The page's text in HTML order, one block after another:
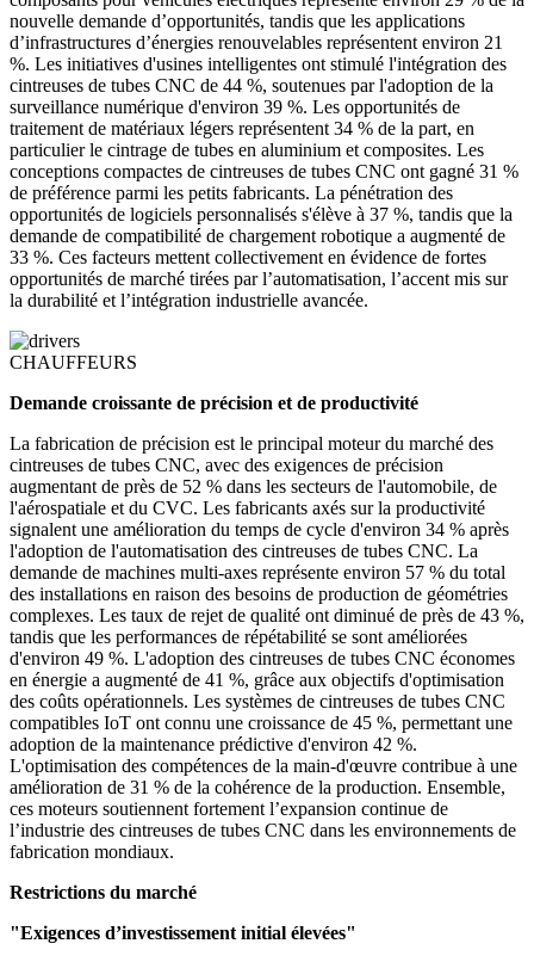
nouvelle demande d’opportunités, tandis que les applications
d’infrastructures d’énergies renouvelables représentent environ 21
%. Les initiatives d'usines intelligentes ont stimulé l'intégration des
cintreuses de tubes CNC de 44 %, soutenues par l'adoption de la
surveillance numérique d'environ 39 %. Les opportunités de
traitement de matériaux légers représentent 34 % de la part, en
particulier le cintrage de tubes en aluminium et composites. Les
conceptions compactes de cintreuses de tubes CNC ont gagné 31 %
de préférence parmi les petits fabricants. La pénétration des
opportunités de logiciels personnalisés s'élève à 37 %, tandis que la
demande de compatibilité de chargement robotique a augmenté de
33 %. Ces facteurs mettent collectivement en évidence de fortes
opportunités de marché tirées par l’automatisation, l’accent mis sur
la durabilité et l’intégration industrielle avancée.
CHAUFFEURS
Demande croissante de précision et de productivité
La fabrication de précision est le principal moteur du marché des
cintreuses de tubes CNC, avec des exigences de précision
augmentant de près de 52 % dans les secteurs de l'automobile, de
l'aérospatiale et du CVC. Les fabricants axés sur la productivité
signalent une amélioration du temps de cycle d'environ 34 % après
l'adoption de l'automatisation des cintreuses de tubes CNC. La
demande de machines multi-axes représente environ 57 % du total
des installations en raison des besoins de production de géométries
complexes. Les taux de rejet de qualité ont diminué de près de 43 %,
tandis que les performances de répétabilité se sont améliorées
d'environ 49 %. L'adoption des cintreuses de tubes CNC économes
en énergie a augmenté de 41 %, grâce aux objectifs d'optimisation
des coûts opérationnels. Les systèmes de cintreuses de tubes CNC
compatibles IoT ont connu une croissance de 45 %, permettant une
adoption de la maintenance prédictive d'environ 42 %.
L'optimisation des compétences de la main-d'œuvre contribue à une
amélioration de 31 % de la cohérence de la production. Ensemble,
ces moteurs soutiennent fortement l’expansion continue de
l’industrie des cintreuses de tubes CNC dans les environnements de
fabrication mondiaux.
Restrictions du marché
"Exigences d’investissement initial élevées"